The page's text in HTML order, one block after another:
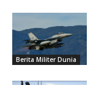
Berita Militer Dunia